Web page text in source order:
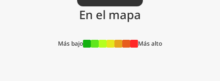
En el mapa
Más bajo Más alto